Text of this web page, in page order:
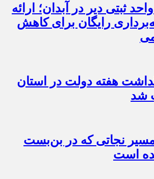
ثبتی دیر در آبدان؛ ارائه
رایگان برای کاهش
هفته دولت در استان
شد
مسیر نجاتی که در بن‌بست
است